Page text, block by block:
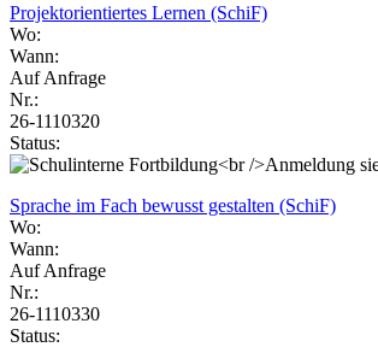
Projektorientiertes Lernen (SchiF)
Wo:
Wann:
Auf Anfrage
Nr.:
26-1110320
Status:
Sprache im Fach bewusst gestalten (SchiF)
Wo:
Wann:
Auf Anfrage
Nr.:
26-1110330
Status: